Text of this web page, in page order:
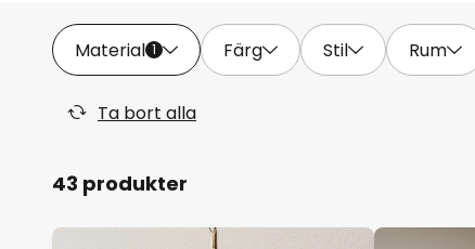
Material 1 Färg Stil Rum
Ta bort alla
43 produkter